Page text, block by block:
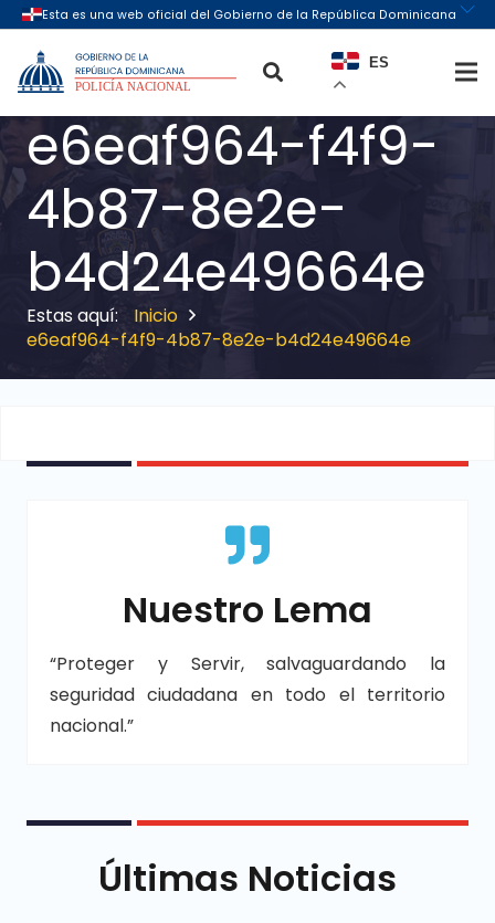
ES
e6eaf964-f4f9-
4b87-8e2e-
b4d24e49664e
Inicio
e6eaf964-f4f9-4b87-8e2e-b4d24e49664e
Nuestro Lema
“Proteger y Servir, salvaguardando la
seguridad ciudadana en todo el territorio
nacional.”
Últimas Noticias